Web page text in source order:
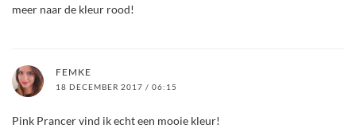
meer naar de kleur rood!
FEMKE
18 DECEMBER 2017 / 06:15
Pink Prancer vind ik echt een mooie kleur!